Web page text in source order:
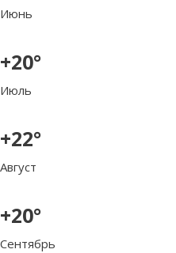
Июнь
+20°
Июль
+22°
Август
+20°
Сентябрь